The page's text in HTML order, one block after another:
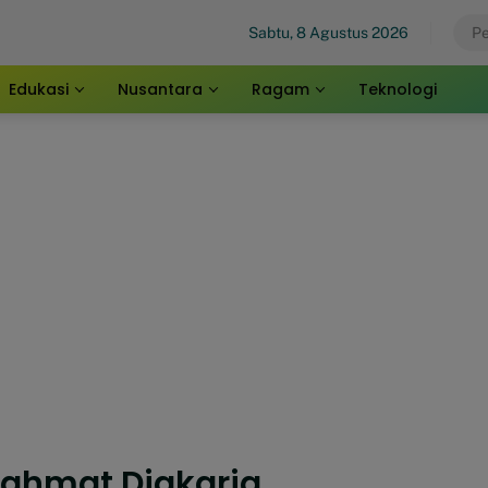
Sabtu, 8 Agustus 2026
Edukasi Nusantara Ragam Teknologi